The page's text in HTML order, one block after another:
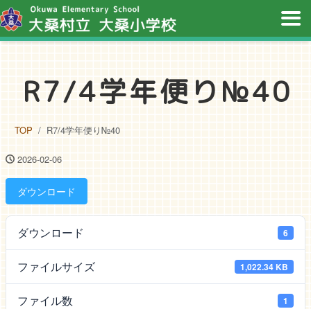
R7/4学年便り№40
TOP R7/4学年便り№40
2026-02-06
ダウンロード
ダウンロード 6
ファイルサイズ 1,022.34 KB
ファイル数 1